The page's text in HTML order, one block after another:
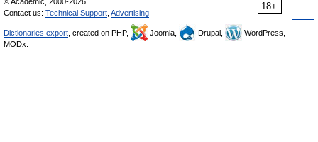
18+
Contact us: Technical Support Advertising
Dictionaries export , created on PHP, Joomla, Drupal,
WordPress,
MODx.